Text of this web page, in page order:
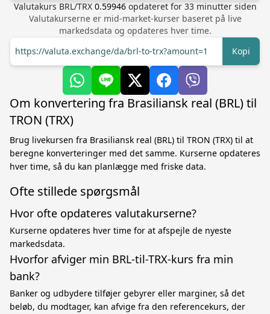
Valutakurs BRL/TRX 0.59946 opdateret for 33minutter siden
Valutakurserne er mid-market-kurser baseret på live
markedsdata og opdateres hver time.
https://valuta.exchange/da/brl-to-trx?amount=1
Kopi
Om konvertering fra Brasiliansk real (BRL) til
TRON (TRX)
Brug livekursen fra Brasiliansk real (BRL) til TRON (TRX) til at
beregne konverteringer med det samme. Kurserne opdateres
hver time, så du kan planlægge med friske data.
Ofte stillede spørgsmål
Hvor ofte opdateres valutakurserne?
Kurserne opdateres hver time for at afspejle de nyeste
markedsdata.
Hvorfor afviger min BRL-til-TRX-kurs fra min
bank?
Banker og udbydere tilføjer gebyrer eller marginer, så det
beløb, du modtager, kan afvige fra den referencekurs, der